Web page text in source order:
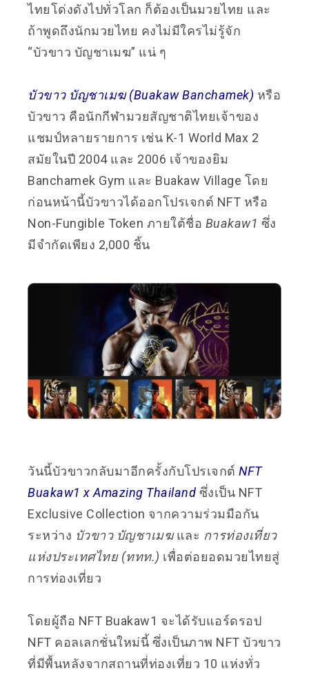
ไทยโด่งดังไปทั่วโลก ก็ต้องเป็นมวยไทย และ
ถ้าพูดถึงนักมวยไทย คงไม่มีใครไม่รู้จัก
“บัวขาว บัญชาเมฆ” แน่ ๆ
บัวขาว บัญชาเมฆ​ (Buakaw Banchamek) หรือ
บัวขาว คือนักกีฬามวยสัญชาติไทยเจ้าของ
แชมป์หลายรายการ เช่น K-1 World Max 2
สมัยในปี 2004 และ 2006 เจ้าของยิม
Banchamek Gym และ Buakaw Village โดย
ก่อนหน้านี้บัวขาวได้ออกโปรเจกต์ NFT หรือ
Non-Fungible Token ภายใต้ชื่อ Buakaw1 ซึ่ง
มีจำกัดเพียง 2,000 ชิ้น
วันนี้บัวขาวกลับมาอีกครั้งกับโปรเจกต์ NFT
Buakaw1 x Amazing Thailand ซึ่งเป็น NFT
Exclusive Collection จากความร่วมมือกัน
ระหว่าง บัวขาว บัญชาเมฆและ การท่องเที่ยว
แห่งประเทศไทย (ททท.) เพื่อต่อยอดมวยไทยสู่
การท่องเที่ยว
โดยผู้ถือ NFT Buakaw1 จะได้รับแอร์ดรอป
NFT คอลเลกชั่นใหม่นี้ ซึ่งเป็นภาพ NFT บัวขาว
ที่มีพื้นหลังจากสถานที่ท่องเที่ยว 10 แห่งทั่ว